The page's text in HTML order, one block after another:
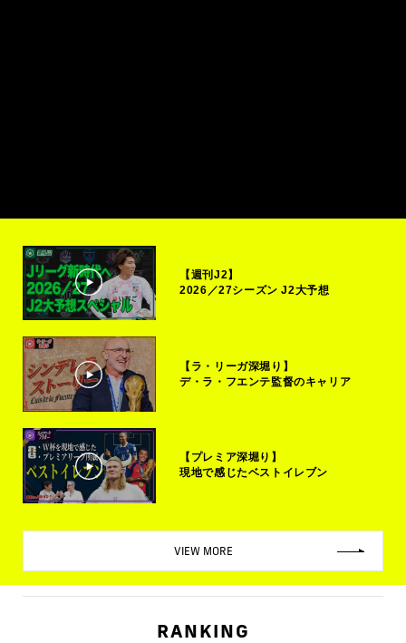
【週刊J2】
2026／27シーズン J2大予想
【ラ・リーガ深堀り】
デ・ラ・フエンテ監督のキャリア
【プレミア深堀り】
現地で感じたベストイレブン
VIEW MORE
RANKING